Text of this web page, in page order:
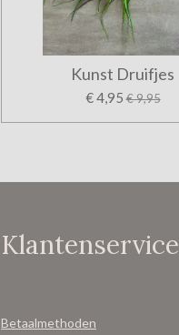
Kunst Druifjes
€ 4,95 € 9,95
Klantenservice
Betaalmethoden